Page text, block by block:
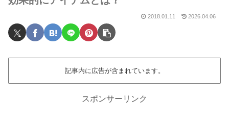
2018.01.11 2026.04.06
記事内に広告が含まれています。
スポンサーリンク